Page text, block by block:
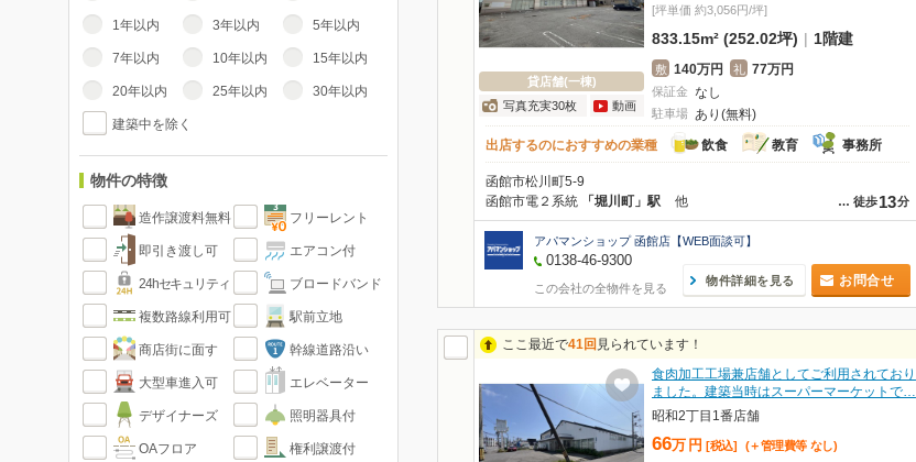
1年以内 3年以内 5年以内
7年以内 10年以内 15年以内
20年以内 25年以内 30年以内
建築中を除く
物件の特徴
造作譲渡料無料 フリーレント
即引き渡し可 エアコン付
24hセキュリティ ブロードバンド
複数路線利用可 駅前立地
商店街に面す 幹線道路沿い
大型車進入可 エレベーター
デザイナーズ 照明器具付
OAフロア 権利譲渡付
貸店舗(一棟)
写真充実30枚
動画
[坪単価 約3,056円/坪]
833.15m² (252.02坪) | 1階建
敷 140万円 礼 77万円
保証金 なし
駐車場 あり(無料)
出店するのにおすすめの業種
飲食 教育 事務所
函館市松川町5-9
… 徒歩13分
函館市電２系統 「堀川町」駅 他
アパマンショップ 函館店【WEB面談可】
0138-46-9300
この会社の全物件を見る
物件詳細を見る お問合せ
ここ最近で41回 見られています！
食肉加工工場兼店舗としてご利用されており
ました。建築当時はスーパーマーケットで…
昭和2丁目1番店舗
66万 円 [税込] (＋管理費等 なし)